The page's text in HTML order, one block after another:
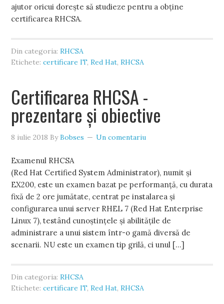
ajutor oricui dorește să studieze pentru a obține
certificarea RHCSA.
Din categoria:RHCSA
Etichete:certificare IT,Red Hat,RHCSA
Certificarea RHCSA -
prezentare și obiective
8 iulie 2018 ByBobses Un comentariu
Examenul RHCSA
(Red Hat Certified System Administrator), numit și
EX200, este un examen bazat pe performanță, cu durata
fixă de 2 ore jumătate, centrat pe instalarea și
configurarea unui server RHEL 7 (Red Hat Enterprise
Linux 7), testând cunoștințele și abilitățile de
administrare a unui sistem într-o gamă diversă de
scenarii. NU este un examen tip grilă, ci unul […]
Din categoria:RHCSA
Etichete:certificare IT,Red Hat,RHCSA